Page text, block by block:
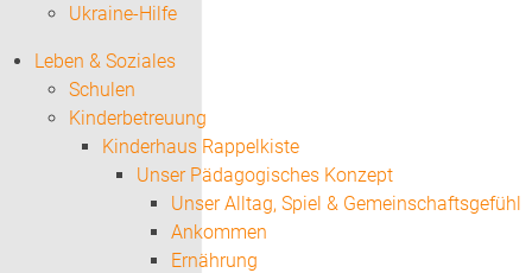
Ukraine-Hilfe
Leben & Soziales
Schulen
Kinderbetreuung
Kinderhaus Rappelkiste
Unser Pädagogisches Konzept
Unser Alltag, Spiel & Gemeinschaftsgefühl
Ankommen
Ernährung